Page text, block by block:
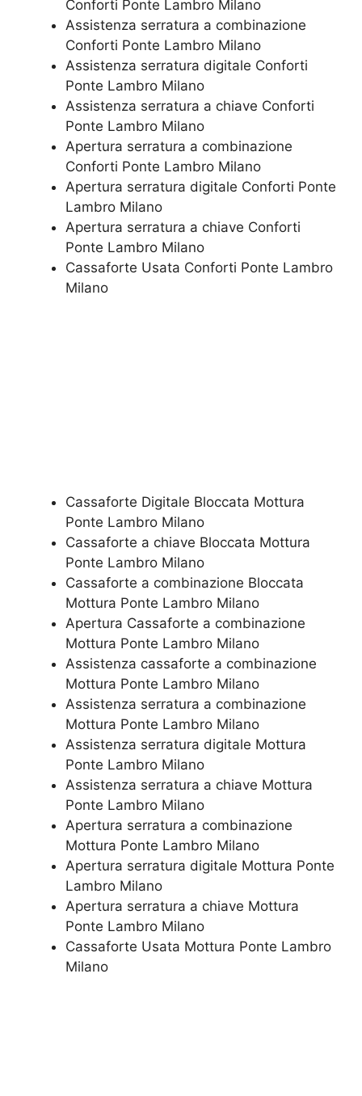
Conforti Ponte Lambro Milano
​Assistenza serratura​ ​a combinazione
Conforti Ponte Lambro Milano
Assistenza serratura ​digitale Conforti
Ponte Lambro Milano
Assistenza serratura ​a chiave Conforti
Ponte Lambro Milano
​Apertura serratura​ ​a combinazione
Conforti Ponte Lambro Milano
Apertura serratura​ ​digitale Conforti Ponte
Lambro Milano
​Apertura serratura​ ​a chiave Conforti
Ponte Lambro Milano
​Cassaforte Usata Conforti Ponte Lambro
Milano
Cassaforte Digitale Bloccata Mottura
Ponte Lambro Milano
Cassaforte a chiave Bloccata Mottura
Ponte Lambro Milano
Cassaforte a combinazione Bloccata
Mottura Ponte Lambro Milano
​Apertura Cassaforte a combinazione
Mottura Ponte Lambro Milano
Assistenza cassaforte a combinazione
Mottura Ponte Lambro Milano
​Assistenza serratura​ ​a combinazione
Mottura Ponte Lambro Milano
Assistenza serratura ​digitale Mottura
Ponte Lambro Milano
Assistenza serratura ​a chiave Mottura
Ponte Lambro Milano
​Apertura serratura​ ​a combinazione
Mottura Ponte Lambro Milano
Apertura serratura​ ​digitale Mottura Ponte
Lambro Milano
​Apertura serratura​ ​a chiave Mottura
Ponte Lambro Milano
​Cassaforte Usata Mottura Ponte Lambro
Milano